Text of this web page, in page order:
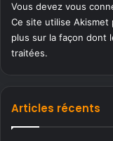
Vous devez vous
Ce site utilise Akismet
plus sur la façon dont
traitées.
Articles récents